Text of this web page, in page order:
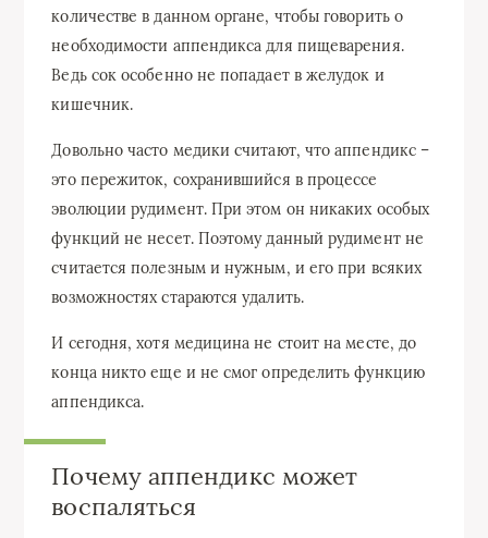
количестве в данном органе, чтобы говорить о
необходимости аппендикса для пищеварения.
Ведь сок особенно не попадает в желудок и
кишечник.
Довольно часто медики считают, что аппендикс –
это пережиток, сохранившийся в процессе
эволюции рудимент. При этом он никаких особых
функций не несет. Поэтому данный рудимент не
считается полезным и нужным, и его при всяких
возможностях стараются удалить.
И сегодня, хотя медицина не стоит на месте, до
конца никто еще и не смог определить функцию
аппендикса.
Почему аппендикс может
воспаляться